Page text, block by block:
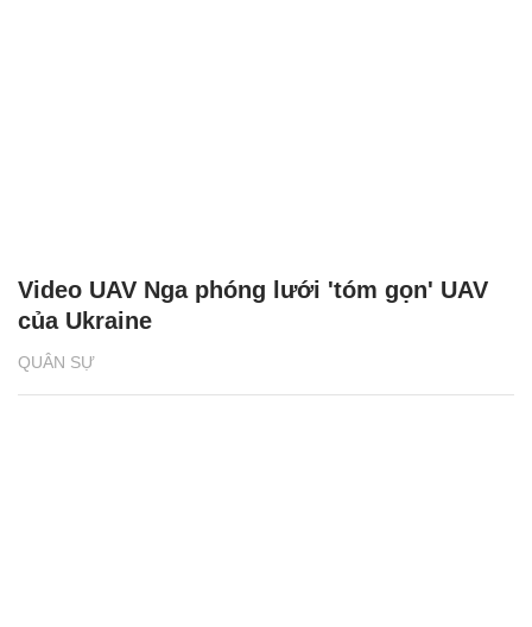
QUÂN SỰ
Video UAV Nga phóng lưới 'tóm gọn' UAV
của Ukraine